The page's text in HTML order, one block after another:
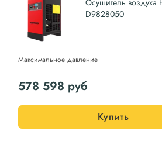
Осушитель воздуха
D9828050
Максимальное давление
578 598 руб
Купить